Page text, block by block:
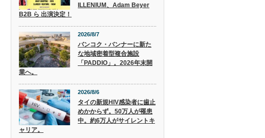
ILLENIUM、Adam Beyer
B2B ら 出演決定！
2026/8/7
バンコク・バンナーに新た
な地域密着型複合施設
「PADDIO」。2026年末開
業へ。
2026/8/6
タイの新規HIV感染者に歯止
めかからず。50万人が罹患
中。約6万人がサイレントキ
ャリア。